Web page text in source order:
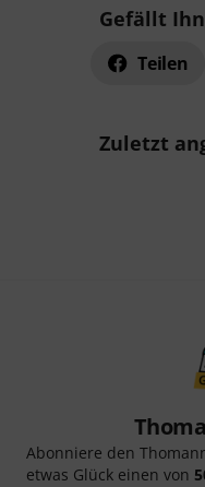
Gefällt
Teilen
Zuletzt
Abonniere den
etwas Glück einen von